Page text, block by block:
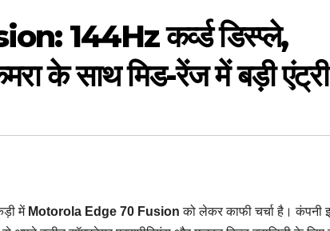
144Hz कर्व्ड डिस्प्ले,
के साथ मिड-रेंज में बड़ी एंट्री
में Motorola Edge 70 Fusion को लेकर काफी चर्चा है। कंपनी